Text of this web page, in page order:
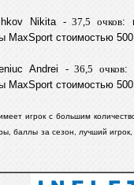
Nikita - 37,5очков:
МахSport стоимостью
Andrei - 36,5 очков:
МахSport стоимостью
игрок с большим
баллы за сезон, лучший